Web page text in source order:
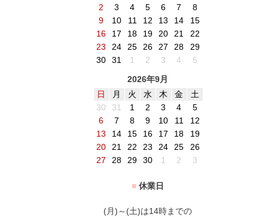
2
3 4 5 6 7
8
9
10 11 12 13 14
15
16
17 18 19 20 21
22
23
24 25 26 27 28
29
30
31 1 2 3 4
5
2026年9月
日
月 火 水 木 金
土
30
31 1 2 3 4
5
6
7 8 9 10 11
12
13
14 15 16 17 18
19
20
21 22 23 24 25
26
27
28 29 30 1 2 3
■ 休業日
(月)～(土)は14時までの